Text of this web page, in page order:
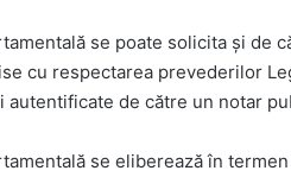
se poate solicita și de
cu respectarea prevederilor
de către un notar
se eliberează în